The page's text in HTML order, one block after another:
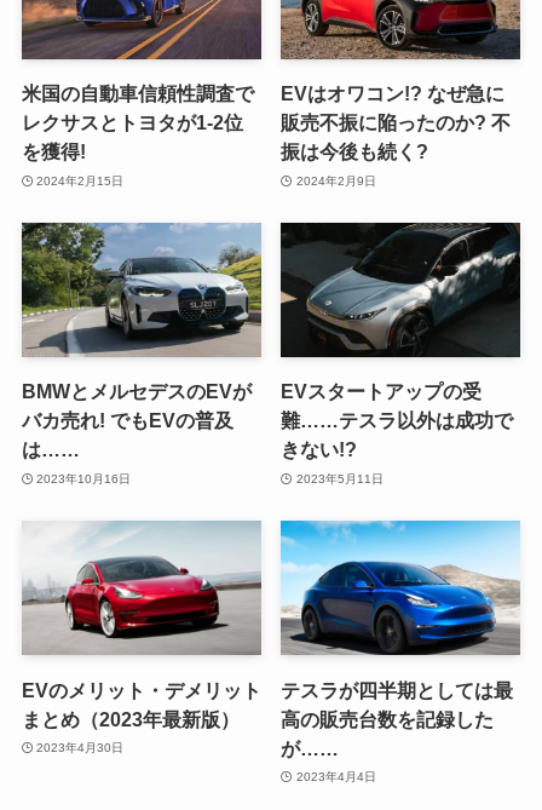
米国の自動車信頼性調査で
レクサスとトヨタが1-2位
を獲得!
2024年2月15日
EVはオワコン!? なぜ急に
販売不振に陥ったのか? 不
振は今後も続く?
2024年2月9日
BMWとメルセデスのEVが
バカ売れ! でもEVの普及
は……
2023年10月16日
EVスタートアップの受
難……テスラ以外は成功で
きない!?
2023年5月11日
EVのメリット・デメリット
まとめ（2023年最新版）
2023年4月30日
テスラが四半期としては最
高の販売台数を記録した
が……
2023年4月4日